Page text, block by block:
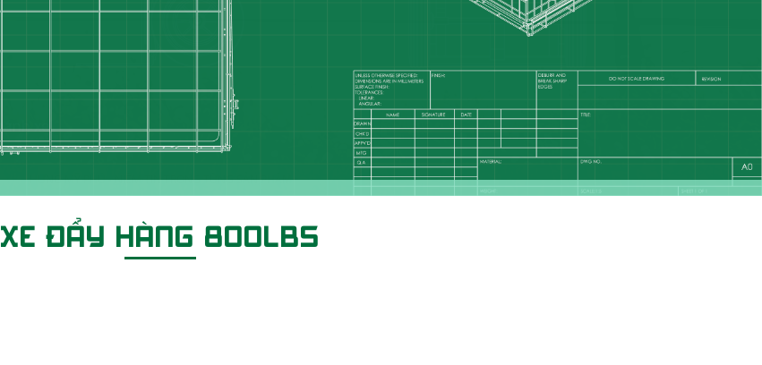
HƯNG MỸ PHÚ - NIỀM TIN TRONG TỪNG SẢN PHẨM
XE ĐẨY HÀNG 800LBS